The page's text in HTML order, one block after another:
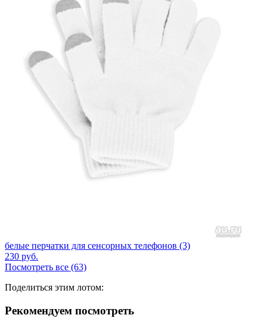
белые перчатки для сенсорных телефонов (3)
230 руб.
Посмотреть все (63)
Поделиться этим лотом:
Рекомендуем посмотреть